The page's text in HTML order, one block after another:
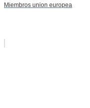
Miembros union europea